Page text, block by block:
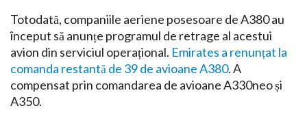
Totodată, companiile aeriene posesoare de A380 au
început să anunțe programul de retrage al acestui
avion din serviciul operațional. Emirates a renunțat la
comanda restantă de 39 de avioane A380. A
compensat prin comandarea de avioane A330neo și
A350.